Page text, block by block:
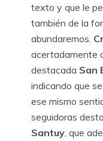
texto y que le
también de la
abundaremos.
acertadamente
destacada San
indicando que
ese mismo
seguidoras
Santuy , que